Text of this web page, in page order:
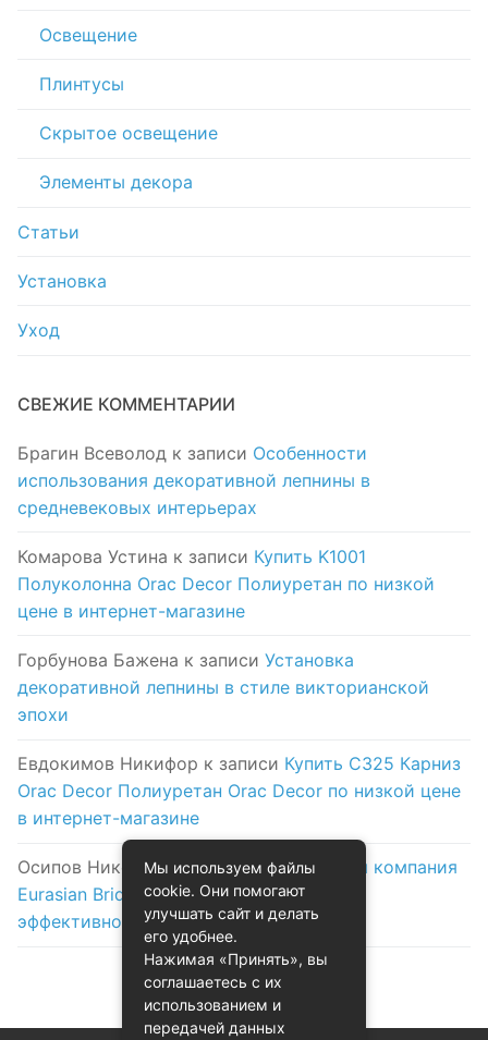
Освещение
Плинтусы
Скрытое освещение
Элементы декора
Статьи
Установка
Уход
СВЕЖИЕ КОММЕНТАРИИ
Брагин Всеволод к записи Особенности
использования декоративной лепнины в
средневековых интерьерах
Комарова Устина к записи Купить K1001
Полуколонна Orac Decor Полиуретан по низкой
цене в интернет-магазине
Горбунова Бажена к записи Установка
декоративной лепнины в стиле викторианской
эпохи
Евдокимов Никифор к записи Купить C325 Карниз
Orac Decor Полиуретан Orac Decor по низкой цене
в интернет-магазине
Осипов Николак записиЛогистическая компания
Eurasian Bridge в Астане: надежность и
эффективность на первом месте
Мы используем файлы
cookie. Они помогают
улучшать сайт и делать
его удобнее.
Нажимая «Принять», вы
соглашаетесь с их
использованием и
передачей данных